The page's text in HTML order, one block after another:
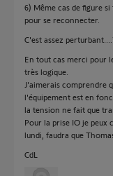
6) Même cas de figure
pour se reconnecter.
C'est assez
En tout cas merci pour
très logique.
J'aimerais comprendre
l'équipement est en
la tension ne fait que
Pour la prise IO je peux
lundi, faudra que
CdL